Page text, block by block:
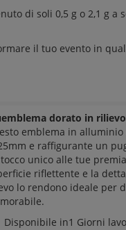
di soli 0,5 g o 2,1 g
il tuo evento in
dorato in
emblema in
e raffigurante un
unico alle tue
riflettente e la
lo rendono ideale per
Disponibile in1 Giorni